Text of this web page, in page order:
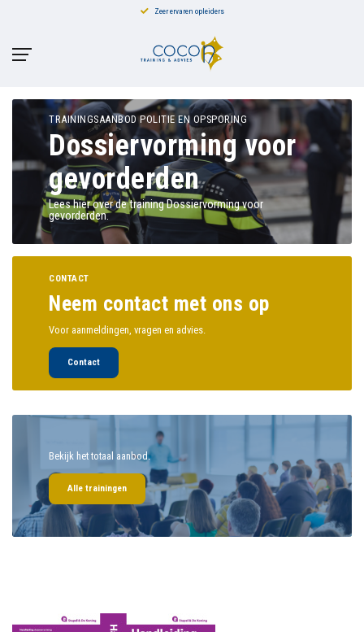
Zeer ervaren opleiders
TRAININGSAANBOD POLITIE EN OPSPORING
Dossiervorming voor
gevorderden
Lees hier over de training Dossiervorming voor
gevorderden.
CONTACT
Neem contact met ons op
Voor aanmeldingen, vragen en advies.
Contact
Bekijk het totaal aanbod.
Alle trainingen